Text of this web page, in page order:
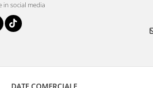
in social media
DATE COMERCIALE